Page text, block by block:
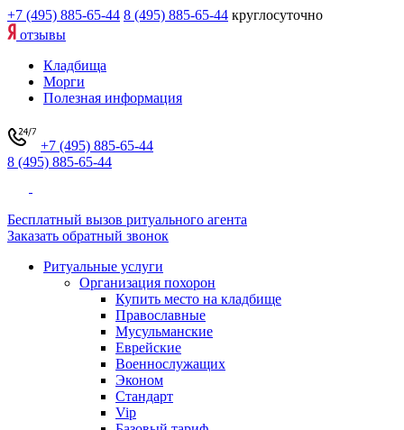
+7 (495) 885-65-44 8 (495) 885-65-44 круглосуточно
отзывы
Кладбища
Морги
Полезная информация
+7 (495) 885-65-44
8 (495) 885-65-44
Бесплатный вызов ритуального агента
Заказать обратный звонок
Ритуальные услуги
Организация похорон
Купить место на кладбище
Православные
Мусульманские
Еврейские
Военнослужащих
Эконом
Стандарт
Vip